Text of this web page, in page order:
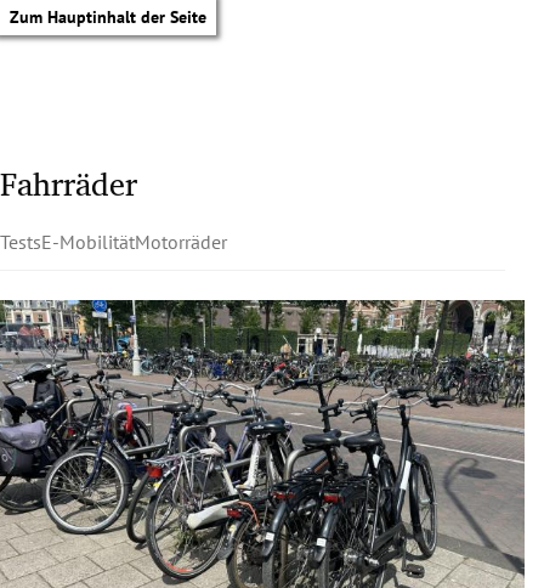
Zum Hauptinhalt der Seite
Untermenü
Untermenü
Fahrräder
TestsE-MobilitätMotorräder